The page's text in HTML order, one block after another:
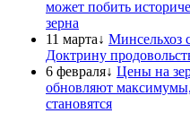
может побить
зерна
11 марта↓ Минсельхоз
Доктрину
6 февраля↓ Цены на
обновляют
становятся